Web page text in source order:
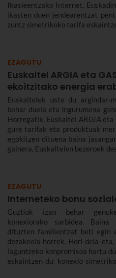
Ikasleentzako Internet.
ikasten duen jendearentzat
zuntz simetrikoko tarifa
EZAGUTU
Euskaltel ARGIA eta
ekoitzitako energia
Euskaltelek uste du argindar-
behar duela eta ingurumena
Horregatik, Euskaltel ARGIA eta
gure tarifak eta produktuak
egokitzen dituena baina
gainera, Euskaltelen bezeroek
EZAGUTU
Interneteko bonu
Guztiok izan behar
konexiorako sarbidea. Baina
dituzten familientzat beti egin
dezakeela horrek. Hori dela
laguntzeko konpromisoa hartu
eskaintzen du: konexio